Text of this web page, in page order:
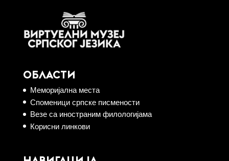
ОБЛАСТИ
Меморијална места
Споменици српске писмености
Везе са иностраним филологијама
Корисни линкови